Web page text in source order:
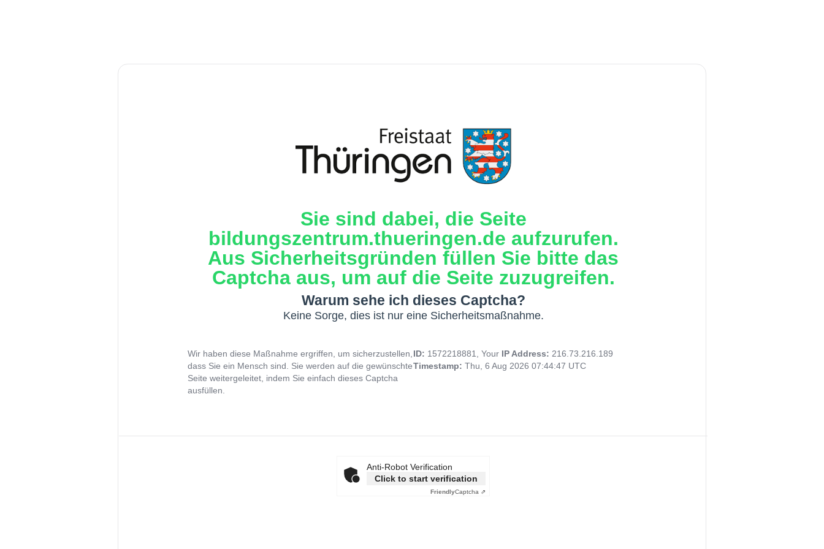
Sie sind dabei, die Seite
bildungszentrum.thueringen.de aufzurufen.
Aus Sicherheitsgründen füllen Sie bitte das
Captcha aus, um auf die Seite zuzugreifen.
Warum sehe ich dieses Captcha?
Keine Sorge, dies ist nur eine Sicherheitsmaßnahme.
Wir haben diese Maßnahme ergriffen, um sicherzustellen,
dass Sie ein Mensch sind. Sie werden auf die gewünschte
Seite weitergeleitet, indem Sie einfach dieses Captcha
ausfüllen.
ID: 1572218881, Your IP Address: 216.73.216.189
Timestamp: Thu, 6 Aug 2026 07:44:47 UTC
Anti-Robot Verification
Click to start verification
FriendlyCaptcha ⇗